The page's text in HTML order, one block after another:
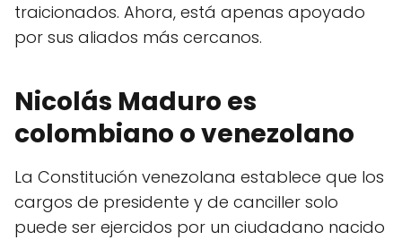
traicionados. Ahora, está apenas apoyado
por sus aliados más cercanos.
Nicolás Maduro es
colombiano o venezolano
La Constitución venezolana establece que los
cargos de presidente y de canciller solo
puede ser ejercidos por un ciudadano nacido